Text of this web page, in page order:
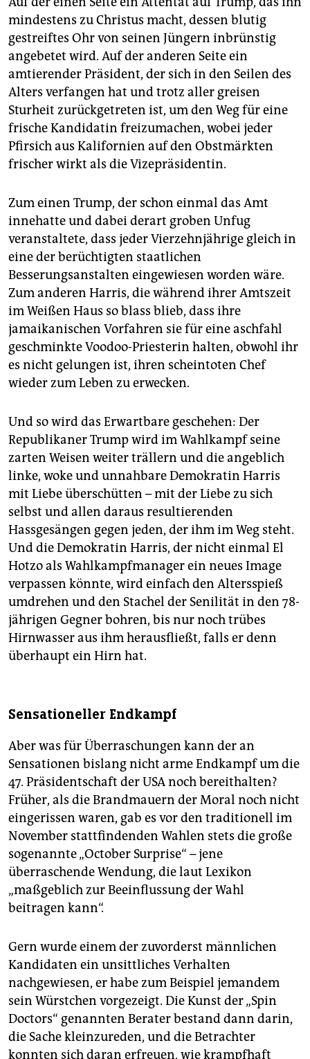
mindestens zu Christus macht, dessen blutig
gestreiftes Ohr von seinen Jüngern inbrünstig
angebetet wird. Auf der anderen Seite ein
amtierender Präsident, der sich in den Seilen des
Alters verfangen hat und trotz aller greisen
Sturheit zurückgetreten ist, um den Weg für eine
frische Kandidatin freizumachen, wobei jeder
Pfirsich aus Kalifornien auf den Obstmärkten
frischer wirkt als die Vizepräsidentin.
Zum einen Trump, der schon einmal das Amt
innehatte und dabei derart groben Unfug
veranstaltete, dass jeder Vierzehnjährige gleich in
eine der berüchtigten staatlichen
Besserungsanstalten eingewiesen worden wäre.
Zum anderen Harris, die während ihrer Amtszeit
im Weißen Haus so blass blieb, dass ihre
jamaikanischen Vorfahren sie für eine aschfahl
geschminkte Voodoo-Priesterin halten, obwohl ihr
es nicht gelungen ist, ihren scheintoten Chef
wieder zum Leben zu erwecken.
Und so wird das Erwartbare geschehen: Der
Republikaner Trump wird im Wahlkampf seine
zarten Weisen weiter trällern und die angeblich
linke, woke und unnahbare Demokratin Harris
mit Liebe überschütten – mit der Liebe zu sich
selbst und allen daraus resultierenden
Hassgesängen gegen jeden, der ihm im Weg steht.
Und die Demokratin Harris, der nicht einmal El
Hotzo als Wahlkampf­manager ein neues Image
verpassen könnte, wird einfach den Altersspieß
umdrehen und den Stachel der Senilität in den 78-
jährigen Gegner bohren, bis nur noch trübes
Hirnwasser aus ihm herausfließt, falls er denn
überhaupt ein Hirn hat.
Sensationeller Endkampf
Aber was für Überraschungen kann der an
Sensationen bislang nicht arme Endkampf um die
47. Präsidentschaft der USA noch bereithalten?
Früher, als die Brandmauern der Moral noch nicht
eingerissen waren, gab es vor den traditionell im
November stattfindenden Wahlen stets die große
sogenannte „October Surprise“ – jene
überraschende Wendung, die laut Lexikon
„maßgeblich zur Beeinflussung der Wahl
beitragen kann“.
Gern wurde einem der zuvorderst männlichen
Kandidaten ein unsittliches Verhalten
nachgewiesen, er habe zum Beispiel jemandem
sein Würstchen vorgezeigt. Die Kunst der „Spin
Doctors“ genannten Berater bestand dann darin,
die Sache kleinzureden, und die Betrachter
konnten sich daran erfreuen, wie krampfhaft